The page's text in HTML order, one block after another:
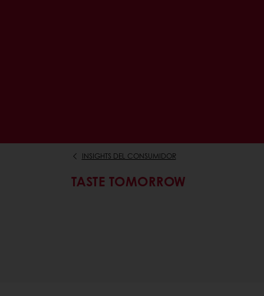
INSIGHTS DEL CONSUMIDOR
TASTE TOMORROW